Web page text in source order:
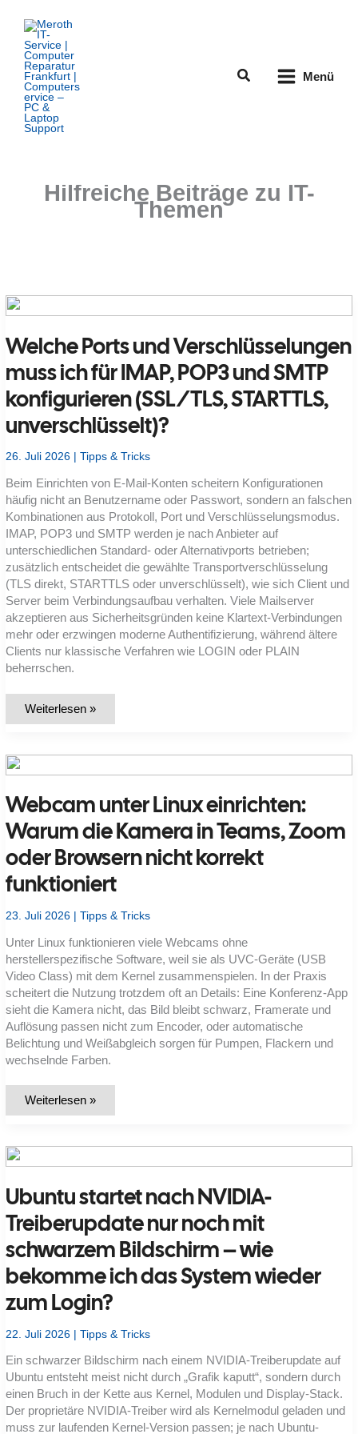
Inhalt
springen
Suchen Menü
Hilfreiche Beiträge zu IT-
Themen
Welche Ports und Verschlüsselungen
muss ich für IMAP, POP3 und SMTP
konfigurieren (SSL/TLS, STARTTLS,
unverschlüsselt)?
26. Juli 2026 |Tipps & Tricks
Beim Einrichten von E-Mail-Konten scheitern Konfigurationen
häufig nicht an Benutzername oder Passwort, sondern an falschen
Kombinationen aus Protokoll, Port und Verschlüsselungsmodus.
IMAP, POP3 und SMTP werden je nach Anbieter auf
unterschiedlichen Standard- oder Alternativports betrieben;
zusätzlich entscheidet die gewählte Transportverschlüsselung
(TLS direkt, STARTTLS oder unverschlüsselt), wie sich Client und
Server beim Verbindungsaufbau verhalten. Viele Mailserver
akzeptieren aus Sicherheitsgründen keine Klartext-Verbindungen
mehr oder erzwingen moderne Authentifizierung, während ältere
Clients nur klassische Verfahren wie LOGIN oder PLAIN
beherrschen.
Welche
muss
für
POP3
und
SMTP
konfigurieren
(SSL/TLS,
STARTTLS,
unverschlüsselt)?
Weiterlesen »
Webcam unter Linux einrichten:
Warum die Kamera in Teams, Zoom
oder Browsern nicht korrekt
funktioniert
23. Juli 2026 |Tipps & Tricks
Unter Linux funktionieren viele Webcams ohne
herstellerspezifische Software, weil sie als UVC-Geräte (USB
Video Class) mit dem Kernel zusammenspielen. In der Praxis
scheitert die Nutzung trotzdem oft an Details: Eine Konferenz-App
sieht die Kamera nicht, das Bild bleibt schwarz, Framerate und
Auflösung passen nicht zum Encoder, oder automatische
Belichtung und Weißabgleich sorgen für Pumpen, Flackern und
wechselnde Farben.
Webcam
Warum
Kamera
Teams,
Zoom
Browsern
nicht
korrekt
funktioniert
Weiterlesen »
Ubuntu startet nach NVIDIA-
Treiberupdate nur noch mit
schwarzem Bildschirm – wie
bekomme ich das System wieder
zum Login?
22. Juli 2026 |Tipps & Tricks
Ein schwarzer Bildschirm nach einem NVIDIA-Treiberupdate auf
Ubuntu entsteht meist nicht durch „Grafik kaputt“, sondern durch
einen Bruch in der Kette aus Kernel, Modulen und Display-Stack.
Der proprietäre NVIDIA-Treiber wird als Kernelmodul geladen und
muss zur laufenden Kernel-Version passen; je nach Ubuntu-